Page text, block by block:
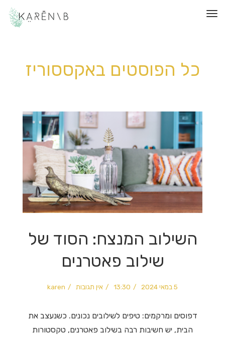
תפריט
כל הפוסטים באקססוריז
השילוב המנצח: הסוד של
שילוב פאטרנים
5 במאי 2024 13:30 אין תגובות karen
דפוסים ומרקמים: טיפים לשילובים נכונים. כשנעצב את
הבית, יש חשיבות רבה בשילוב פאטרנים, טקסטורות